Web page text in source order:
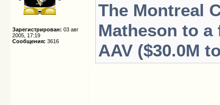
Зарегистрирован: 03 авг
2005, 17:19
Сообщения: 3616
The Montreal
Matheson to
AAV ($30.0M